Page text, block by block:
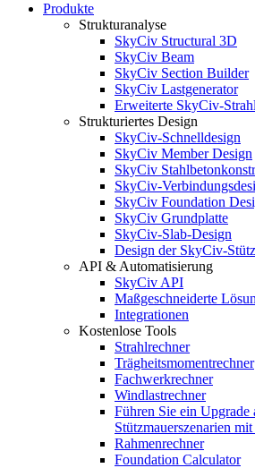
Produkte
Strukturanalyse
SkyCiv Structural 3D
SkyCiv Beam
SkyCiv Section Builder
SkyCiv Lastgenerator
Erweiterte SkyCiv-
Strukturiertes Design
SkyCiv-Schnelldesign
SkyCiv Member Design
SkyCiv
SkyCiv-
SkyCiv Foundation
SkyCiv Grundplatte
SkyCiv-Slab-Design
Design der SkyCiv-
API & Automatisierung
SkyCiv API
Maßgeschneiderte
Integrationen
Kostenlose Tools
Strahlrechner
Trägheitsmomentrechner
Fachwerkrechner
Windlastrechner
Führen Sie ein
Stützmauerszenarien
Rahmenrechner
Foundation Calculator